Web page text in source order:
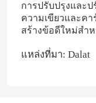
สารปุ๋ยไนโตรเจ
การปรับปรุงและ
ความเขียวและค
สร้างข้อดีใหม่สํา
แหล่งที่มา: Dalat